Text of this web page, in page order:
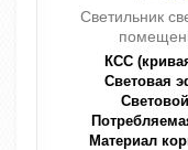
Светильник
КСС
Световая
Материал